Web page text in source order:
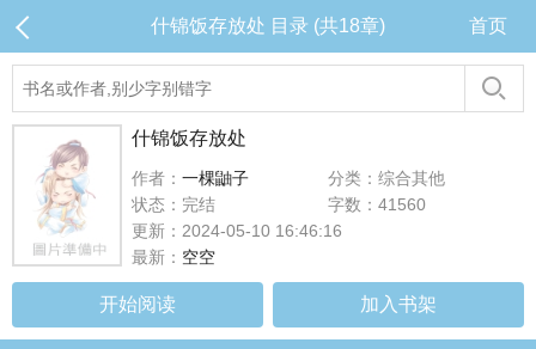
什锦饭存放处 目录 (共18章) 首页
什锦饭存放处
作者： 一棵鼬子
分类：综合其他
状态：完结
字数：41560
更新：2024-05-10 16:46:16
最新： 空空
开始阅读 加入书架